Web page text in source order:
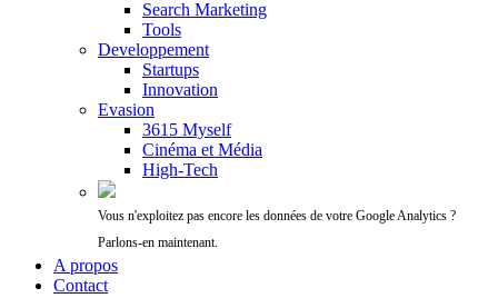
Search Marketing
Tools
Developpement
Startups
Innovation
Evasion
3615 Myself
Cinéma et Média
High-Tech
Vous n'exploitez pas encore les données de votre Google Analytics ?
Parlons-en maintenant.
A propos
Contact